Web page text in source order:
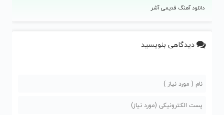
دانلود آهنگ قدیمی آشر
دیدگاهی بنویسید